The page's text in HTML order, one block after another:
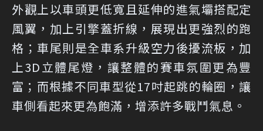
外觀上以車頭更低寬且延伸的進氣壩搭配定
風翼，加上引擎蓋折線，展現出更強烈的跑
格；車尾則是全車系升級空力後擾流板，加
上3D立體尾燈，讓整體的賽車氛圍更為豐
富；而根據不同車型從17吋起跳的輪圈，讓
車側看起來更為飽滿，增添許多戰鬥氣息。